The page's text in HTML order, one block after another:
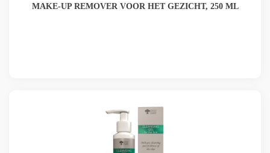
MAKE-UP REMOVER VOOR HET GEZICHT, 250 ML